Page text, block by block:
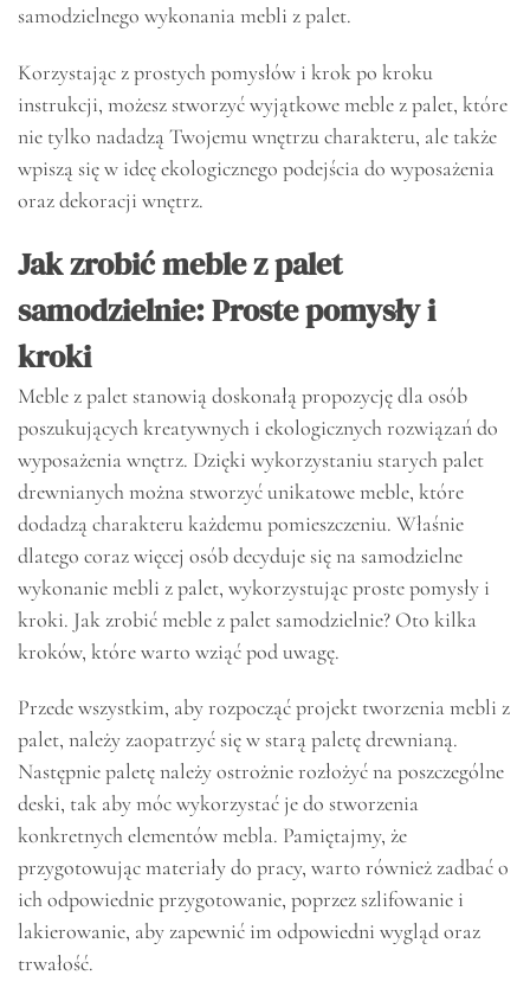
samodzielnego wykonania mebli z palet.
Korzystając z prostych pomysłów i krok po kroku
instrukcji, możesz stworzyć wyjątkowe meble z palet, które
nie tylko nadadzą Twojemu wnętrzu charakteru, ale także
wpiszą się w ideę ekologicznego podejścia do wyposażenia
oraz dekoracji wnętrz.
Jak zrobić meble z palet
samodzielnie: Proste pomysły i
kroki
Meble z palet stanowią doskonałą propozycję dla osób
poszukujących kreatywnych i ekologicznych rozwiązań do
wyposażenia wnętrz. Dzięki wykorzystaniu starych palet
drewnianych można stworzyć unikatowe meble, które
dodadzą charakteru każdemu pomieszczeniu. Właśnie
dlatego coraz więcej osób decyduje się na samodzielne
wykonanie mebli z palet, wykorzystując proste pomysły i
kroki. Jak zrobić meble z palet samodzielnie? Oto kilka
kroków, które warto wziąć pod uwagę.
Przede wszystkim, aby rozpocząć projekt tworzenia mebli z
palet, należy zaopatrzyć się w starą paletę drewnianą.
Następnie paletę należy ostrożnie rozłożyć na poszczególne
deski, tak aby móc wykorzystać je do stworzenia
konkretnych elementów mebla. Pamiętajmy, że
przygotowując materiały do pracy, warto również zadbać o
ich odpowiednie przygotowanie, poprzez szlifowanie i
lakierowanie, aby zapewnić im odpowiedni wygląd oraz
trwałość.